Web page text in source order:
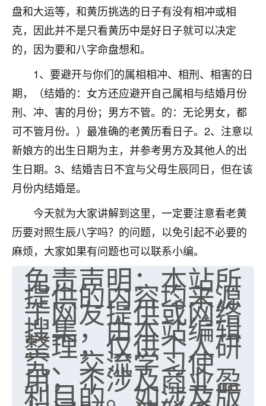
盘和大运等，和黄历挑选的日子有没有相冲或相
克，因此并不是只看黄历中是好日子就可以决定
的，因为要和八字命盘想和。
1、要避开与你们的属相相冲、相刑、相害的日
期，（结婚的：女方还应避开自己属相与结婚月份
刑、冲、害的月份；男方不管。的：无论男女，都
可不管月份。）最准确的老黄历看日子。2、注意以
新娘方的出生日期为主，并参考男方及其他人的出
生日期。3、结婚吉日不宜与父母生辰同日，但在该
月份内结婚是。
今天就为大家讲解到这里，一定要注意看老黄
历要对照生辰八字吗？的问题，以免引起不必要的
麻烦，大家如果有问题也可以联系小编。
免责声明：本站所
提供的内容均来源
于网友提供或网络
搜集，由本站编辑
整理，仅供个人研
究、交流学习使
用，不涉及商业盈
利目的。如涉及版
1天前 来自江西 12
青春168
我也想要，我也想要！
2天前 来自山西 15
Jessica李
老师做不做超度法事？我想给我奶奶做超度，她今年
刚去世了。
七零老顽童：我母亲前年离世，刚开始我经常
做梦梦见她，后来也是朋友介绍，找到慧来老
师，安排了超度法事，做梦再也没有梦到过
了，一开始是半信半疑的，图个心安，给亡母
超度，现在看来，人不信也不行。
2天前 来自云南 11
优秀的张同学
老师收徒吗？？我对这些很感兴趣
2天前 来自山西 15